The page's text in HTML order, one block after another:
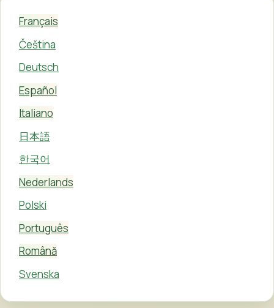
Français
Čeština
Deutsch
Español
Italiano
日本語
한국어
Nederlands
Polski
Português
Română
Svenska